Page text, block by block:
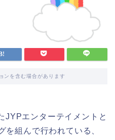
ンを含む場合があります
JYPエンターテイメントと
を組んで行われている、